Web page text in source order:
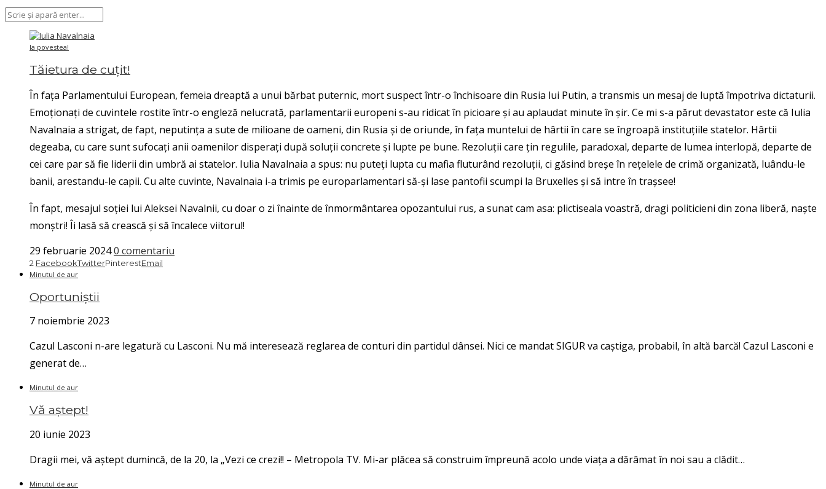
Ia povestea!
Tăietura de cuțit!
În fața Parlamentului European, femeia dreaptă a unui bărbat puternic, mort suspect într-o închisoare din Rusia lui Putin, a transmis un mesaj de luptă împotriva dictaturii.
Emoționați de cuvintele rostite într-o engleză nelucrată, parlamentarii europeni s-au ridicat în picioare și au aplaudat minute în șir. Ce mi s-a părut devastator este că Iulia
Navalnaia a strigat, de fapt, neputința a sute de milioane de oameni, din Rusia și de oriunde, în fața muntelui de hârtii în care se îngroapă instituțiile statelor. Hârtii
degeaba, cu care sunt sufocați anii oamenilor disperați după soluții concrete și lupte pe bune. Rezoluții care țin regulile, paradoxal, departe de lumea interlopă, departe de
cei care par să fie liderii din umbră ai statelor. Iulia Navalnaia a spus: nu puteți lupta cu mafia fluturând rezoluții, ci găsind breșe în rețelele de crimă organizată, luându-le
banii, arestandu-le capii. Cu alte cuvinte, Navalnaia i-a trimis pe europarlamentari să-și lase pantofii scumpi la Bruxelles și să intre în trașsee!
În fapt, mesajul soției lui Aleksei Navalnii, cu doar o zi înainte de înmormântarea opozantului rus, a sunat cam asa: plictiseala voastră, dragi politicieni din zona liberă, naște
monștri! Îi lasă să crească și să încalece viitorul!
29 februarie 20240 comentariu
2 FacebookTwitterPinterestEmail
Minutul de aur
Oportuniștii
7 noiembrie 2023
Cazul Lasconi n-are legatură cu Lasconi. Nu mă interesează reglarea de conturi din partidul dânsei. Nici ce mandat SIGUR va caștiga, probabil, în altă barcă! Cazul Lasconi e
generat de…
Minutul de aur
Vă aștept!
20 iunie 2023
Dragii mei, vă aștept dumincă, de la 20, la „Vezi ce crezi!! – Metropola TV. Mi-ar plăcea să construim împreună acolo unde viața a dărâmat în noi sau a clădit…
Minutul de aur